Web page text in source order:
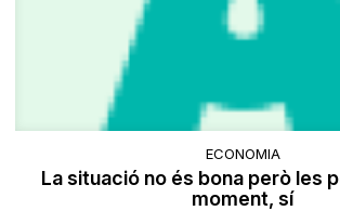
ECONOMIA
La situació no és bona però les
moment, sí